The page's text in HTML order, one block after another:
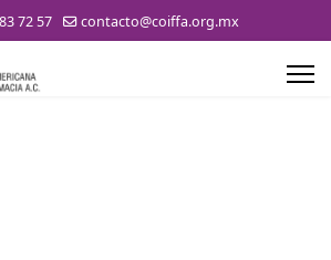
72 57 contacto@coiffa.org.mx